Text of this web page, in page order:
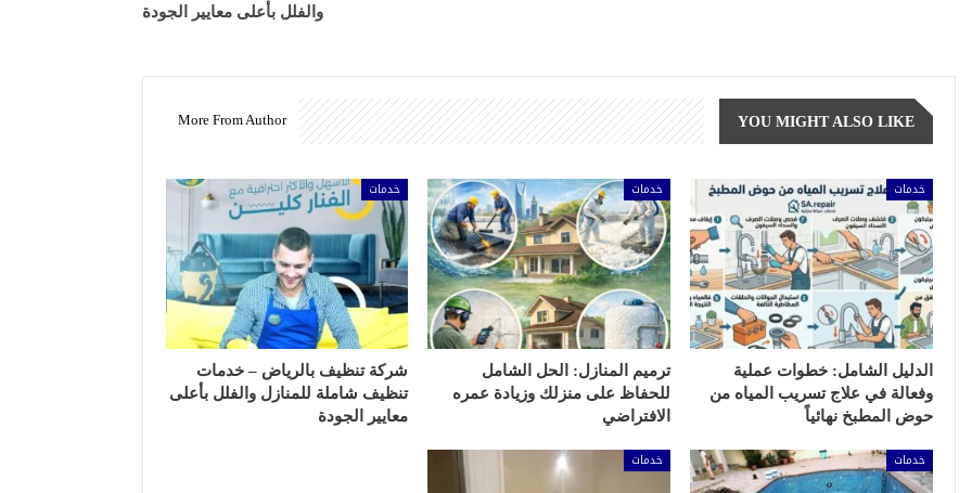
والفلل بأعلى معايير الجودة
YOU MIGHT ALSO LIKE
More From Author
خدمات
الدليل الشامل: خطوات عملية
وفعالة في علاج تسريب المياه من
حوض المطبخ نهائياً
خدمات
ترميم المنازل: الحل الشامل
للحفاظ على منزلك وزيادة عمره
الافتراضي
خدمات
شركة تنظيف بالرياض – خدمات
تنظيف شاملة للمنازل والفلل بأعلى
معايير الجودة
خدمات خدمات